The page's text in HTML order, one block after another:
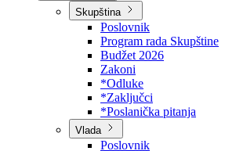
Turistička organizacija
Skupština
Poslovnik
Program rada Skupštine
Budžet 2026
Zakoni
*Odluke
*Zaključci